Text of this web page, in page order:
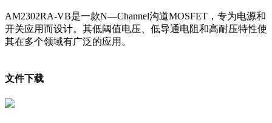
AM2302RA-VB是一款N—Channel沟道MOSFET，专为电源和
开关应用而设计。其低阈值电压、低导通电阻和高耐压特性使
其在多个领域有广泛的应用。
文件下载